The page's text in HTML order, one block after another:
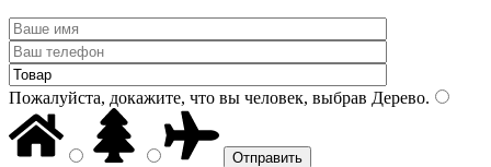
Пожалуйста, докажите, что вы человек, выбрав Дерево.